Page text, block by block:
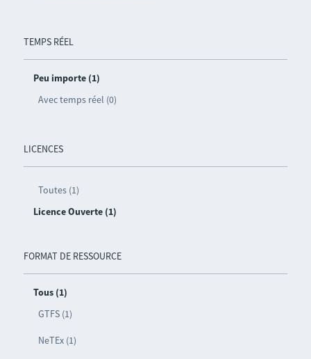
TEMPS RÉEL
Peu importe (1)
Avec temps réel (0)
LICENCES
Toutes (1)
Licence Ouverte (1)
FORMAT DE RESSOURCE
Tous (1)
GTFS (1)
NeTEx (1)